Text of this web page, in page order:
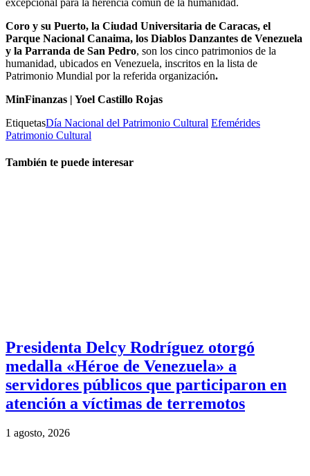
Coro y su Puerto, la Ciudad Universitaria de Caracas, el
Parque Nacional Canaima, los Diablos Danzantes de Venezuela
y la Parranda de San Pedro, son los cinco patrimonios de la
humanidad, ubicados en Venezuela, inscritos en la lista de
Patrimonio Mundial por la referida organización.
MinFinanzas | Yoel Castillo Rojas
EtiquetasDía Nacional del Patrimonio Cultural Efemérides
Patrimonio Cultural
También te puede interesar
Presidenta Delcy Rodríguez otorgó
medalla «Héroe de Venezuela» a
servidores públicos que participaron en
atención a víctimas de terremotos
1 agosto, 2026